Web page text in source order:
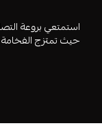
استمتعي بروعة
حيث تمتزج